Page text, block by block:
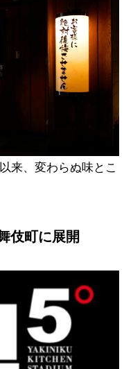
来、変わらぬ味とこ
伎町に展開